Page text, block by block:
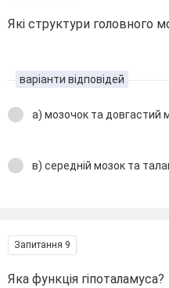
Які структури головного
варіанти відповідей
а) мозочок та довгастий
в) середній мозок та
Запитання 9
Яка функція гіпоталамуса?